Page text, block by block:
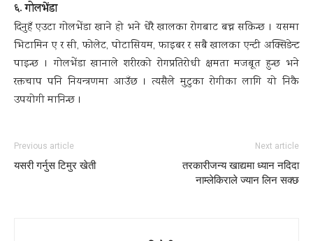
६. गोलभेंडा
दिनुहँ एउटा गोलभेंडा खाने हो भने धेरै खालका रोगबाट बच्न सकिन्छ । यसमा
भिटामिन ए र सी, फोलेट, पोटासियम, फाइबर र सबै खालका एन्टी अक्सिडेन्ट
पाइन्छ । गोलभेंडा खानाले शरीरको रोगप्रतिरोधी क्षमता मजबूत हुन्छ भने
रक्तचाप पनि नियन्त्रणमा आउँछ । त्यसैले मुटुका रोगीका लागि यो निकै
उपयोगी मानिन्छ ।
Previous article
यसरी गर्नुस टिमुर खेती
Next article
तरकारीजन्य खाद्यमा ध्यान नदिदा
नाम्लेकिराले ज्यान लिन सक्छ